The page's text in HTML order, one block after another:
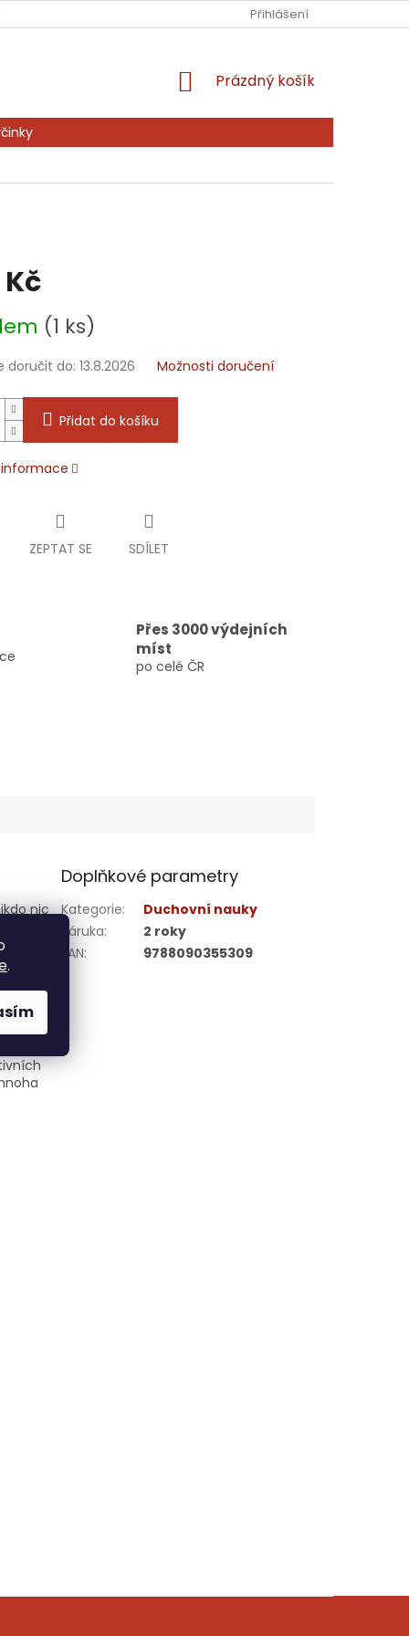
.
PRODÁVANÉ ZNAČKY NAPIŠTE NÁM
Přihlášení
NÁKUPNÍ
Prázdný košík
(1 ks)
doručit do: 13.8.2026 Možnosti doručení
Přidat do košíku
ZEPTAT SE SDÍLET
Přes 3000 výdejních
míst
po celé ČR
nic
svět
další
se před
ke
Doplňkové parametry
Kategorie:
Duchovní nauky
Záruka:
2 roky
EAN: 9788090355309